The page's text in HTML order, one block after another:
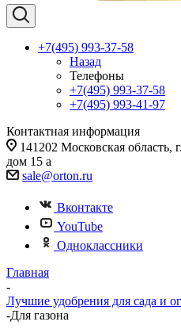
+7(495) 993-37-58
Назад
Телефоны
+7(495) 993-37-58
+7(495) 993-41-97
Контактная информация
141202 Московская
дом 15 а
sale@orton.ru
Вконтакте
YouTube
Одноклассники
Главная
-
Лучшие удобрения для сада и
-Для газона